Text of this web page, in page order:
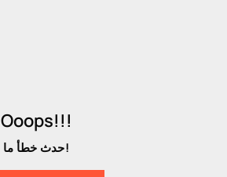
Ooops!!!
حدث خطأ ما!